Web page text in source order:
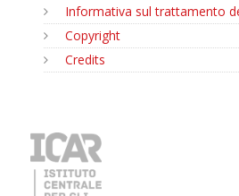
Informativa sul trattamento
Copyright
Credits